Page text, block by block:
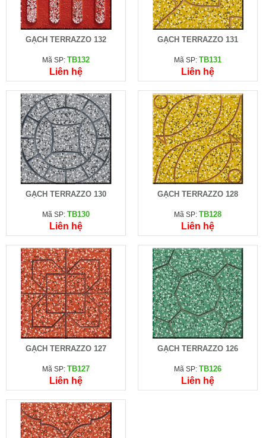
GẠCH TERRAZZO 132
Mã SP: TB132
Liên hệ
GẠCH TERRAZZO 131
Mã SP: TB131
Liên hệ
GẠCH TERRAZZO 130
Mã SP: TB130
Liên hệ
GẠCH TERRAZZO 128
Mã SP: TB128
Liên hệ
GẠCH TERRAZZO 127
Mã SP: TB127
Liên hệ
GẠCH TERRAZZO 126
Mã SP: TB126
Liên hệ